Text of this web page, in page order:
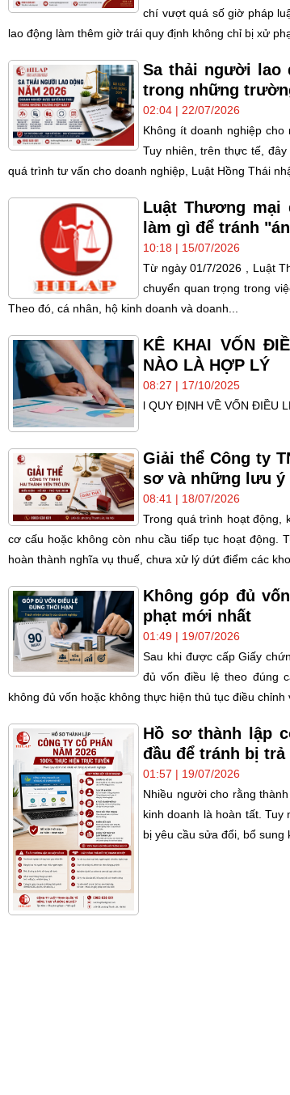
chí vượt quá số giờ pháp
lao động làm thêm giờ trái quy định không chỉ bị xử
Sa thải người lao
trong những
02:04 | 22/07/2026
Không ít doanh nghiệp
Tuy nhiên, trên thực tế,
quá trình tư vấn cho doanh nghiệp, Luật Hồng Thái
Luật Thương mại
làm gì để tránh
10:18 | 15/07/2026
Từ ngày 01/7/2026 , Luật
chuyển quan trọng trong
Theo đó, cá nhân, hộ kinh doanh và doanh...
KÊ KHAI VỐN
NÀO LÀ HỢP LÝ
08:27 | 17/10/2025
l QUY ĐỊNH VỀ VỐN ĐIỀU
Giải thể Công ty
sơ và những lưu ý
08:41 | 18/07/2026
Trong quá trình hoạt động,
cơ cấu hoặc không còn nhu cầu tiếp tục hoạt động.
hoàn thành nghĩa vụ thuế, chưa xử lý dứt điểm các
Không góp đủ
phạt mới nhất
01:49 | 19/07/2026
Sau khi được cấp Giấy
đủ vốn điều lệ theo đúng
không đủ vốn hoặc không thực hiện thủ tục điều chỉnh
Hồ sơ thành lập
đầu để tránh bị
01:57 | 19/07/2026
Nhiều người cho rằng
kinh doanh là hoàn tất.
bị yêu cầu sửa đổi, bổ sung